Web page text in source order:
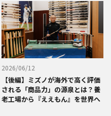
2026/06/12
【後編】ミズノが海外で高く評価
される「商品力」の源泉とは？養
老工場から『ええもん』を世界へ